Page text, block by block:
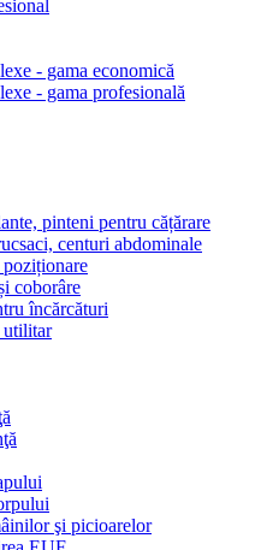
- gama economică
- gama profesională
pinteni pentru cățărare
centuri abdominale
coborâre
încărcături
utilitar
şi picioarelor